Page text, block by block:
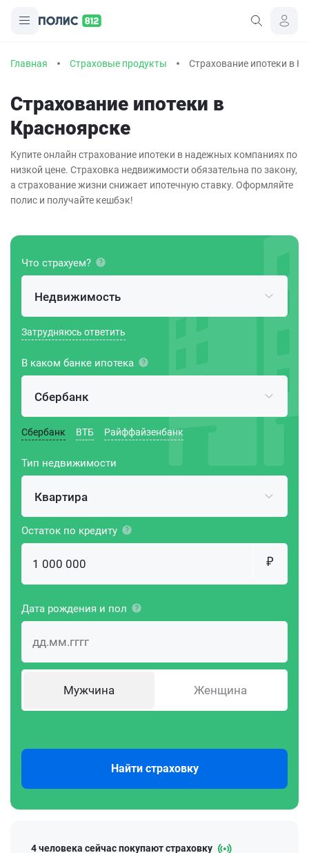
Главная Страховые продукты Страхование ипотеки в
Страхование ипотеки в
Красноярске
Купите онлайн страхование ипотеки в надежных компаниях по
низкой цене. Страховка недвижимости обязательна по закону,
а страхование жизни снижает ипотечную ставку. Оформляйте
полис и получайте кешбэк!
Что страхуем?
Недвижимость
Затрудняюсь ответить
В каком банке ипотека
Сбербанк
Сбербанк ВТБ Райффайзенбанк
Тип недвижимости
Квартира
Остаток по кредиту
Дата рождения и пол
Мужчина Женщина
Найти страховку
4 человека сейчас покупают страховку